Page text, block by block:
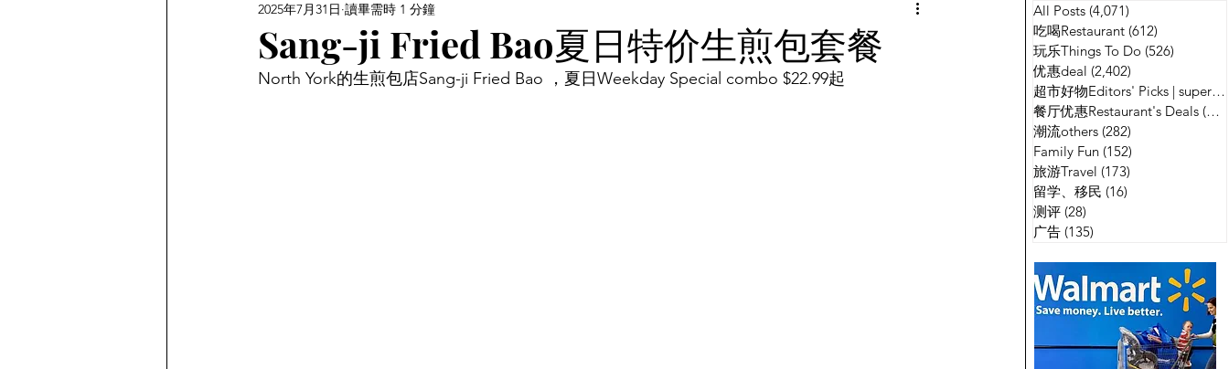
餐厅优惠Restaurant's Deals 潮流others 广告
Sang-ji Fried Bao夏日特价生煎包套餐
2025年7月31日 讀畢需時 1 分鐘
North York的生煎包店Sang-ji Fried Bao ，夏日Weekday Special combo $22.99起
All Posts (4,071)
吃喝Restaurant (612)
玩乐Things To Do (526)
优惠deal (2,402)
超市好物Editors' Picks | supermarket
餐厅优惠Restaurant's Deals (134)
潮流others (282)
Family Fun (152)
旅游Travel (173)
留学、移民 (16)
测评 (28)
广告 (135)